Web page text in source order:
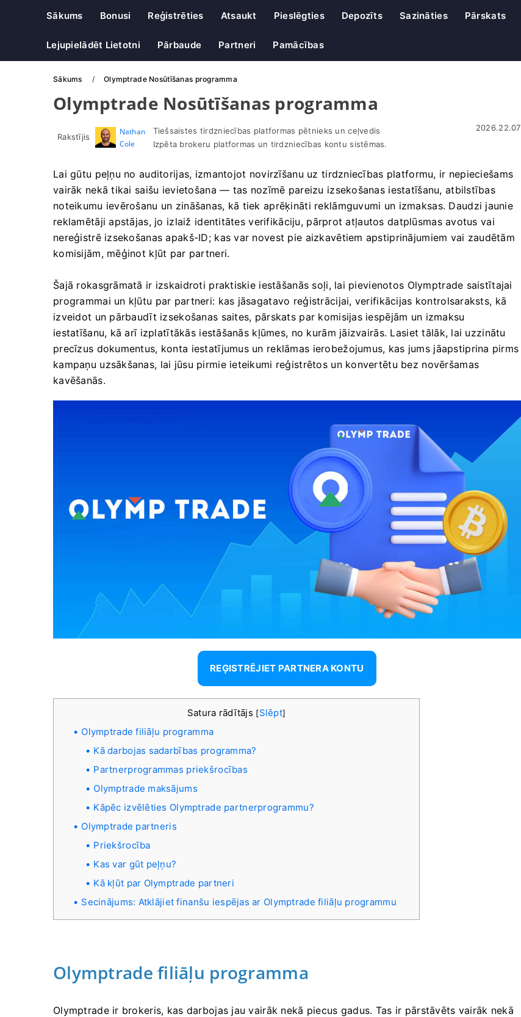
Sākums Bonusi Reģistrēties Atsaukt Pieslēgties Depozīts Sazināties Pārskats
Lejupielādēt Lietotni Pārbaude Partneri Pamācības
Sākums Olymptrade Nosūtīšanas programma
Olymptrade Nosūtīšanas programma
Rakstījis
Nathan
Cole
Tiešsaistes tirdzniecības platformas pētnieks un ceļvedis
Izpēta brokeru platformas un tirdzniecības kontu sistēmas.
2026.22.07
Lai gūtu peļņu no auditorijas, izmantojot novirzīšanu uz tirdzniecības platformu, ir nepieciešams
vairāk nekā tikai saišu ievietošana — tas nozīmē pareizu izsekošanas iestatīšanu, atbilstības
noteikumu ievērošanu un zināšanas, kā tiek aprēķināti reklāmguvumi un izmaksas. Daudzi jaunie
reklamētāji apstājas, jo izlaiž identitātes verifikāciju, pārprot atļautos datplūsmas avotus vai
nereģistrē izsekošanas apakš-ID; kas var novest pie aizkavētiem apstiprinājumiem vai zaudētām
komisijām, mēģinot kļūt par partneri.
Šajā rokasgrāmatā ir izskaidroti praktiskie iestāšanās soļi, lai pievienotos Olymptrade saistītajai
programmai un kļūtu par partneri: kas jāsagatavo reģistrācijai, verifikācijas kontrolsaraksts, kā
izveidot un pārbaudīt izsekošanas saites, pārskats par komisijas iespējām un izmaksu
iestatīšanu, kā arī izplatītākās iestāšanās kļūmes, no kurām jāizvairās. Lasiet tālāk, lai uzzinātu
precīzus dokumentus, konta iestatījumus un reklāmas ierobežojumus, kas jums jāapstiprina pirms
kampaņu uzsākšanas, lai jūsu pirmie ieteikumi reģistrētos un konvertētu bez novēršamas
kavēšanās.
REĢISTRĒJIET PARTNERA KONTU
Satura rādītājs [Slēpt]
Olymptrade filiāļu programma
Kā darbojas sadarbības programma?
Partnerprogrammas priekšrocības
Olymptrade maksājums
Kāpēc izvēlēties Olymptrade partnerprogrammu?
Olymptrade partneris
Priekšrocība
Kas var gūt peļņu?
Kā kļūt par Olymptrade partneri
Secinājums: Atklājiet finanšu iespējas ar Olymptrade filiāļu programmu
Olymptrade filiāļu programma
Olymptrade ir brokeris, kas darbojas jau vairāk nekā piecus gadus. Tas ir pārstāvēts vairāk nekā